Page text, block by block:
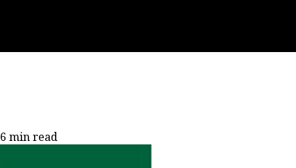
6 min read